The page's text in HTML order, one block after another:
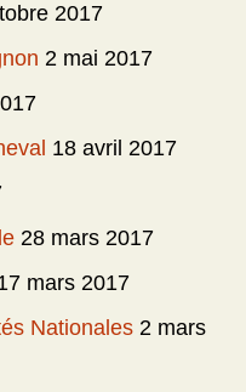
2017
2 mai 2017
18 avril 2017
28 mars 2017
mars 2017
Nationales 2 mars